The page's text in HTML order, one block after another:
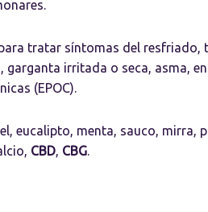
tratar síntomas del resfriado,
garganta irritada o seca, asma,
(EPOC).
eucalipto, menta, sauco, mirra,
CBD, CBG.